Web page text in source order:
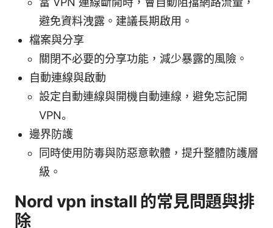
避免資料洩露。建議長期啟用。
檔案與分享
關閉不必要的分享功能，減少暴露的風險。
自動連線與啟動
設定自動連線與開機自動連線，避免忘記開
VPN。
邊界防護
同時使用防毒與防惡意軟體，提升整體防護層
級。
Nord vpn install 的常見問題與排
除